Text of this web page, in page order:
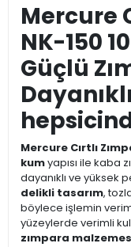
Mercure
NK-150
Güçlü
Mercure Cırtlı
kumyapısı ile kaba
dayanıklı ve yüksek
delikli tasarım,
böylece işlemin
yüzeylerde verimli
zımpara